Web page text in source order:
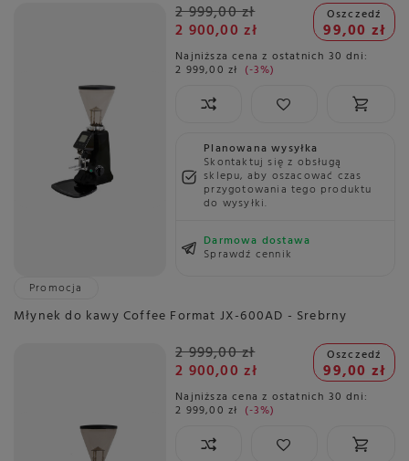
2 999,00 zł
2 900,00 zł
Oszczedź
99,00 zł
Najniższa cena z ostatnich 30 dni:
2 999,00 zł -3%
Planowana wysyłka
Skontaktuj się z obsługą
sklepu, aby oszacować czas
przygotowania tego produktu
do wysyłki.
Darmowa dostawa
Sprawdź cennik
Promocja
Młynek do kawy Coffee Format JX-600AD - Srebrny
2 999,00 zł
2 900,00 zł
Oszczedź
99,00 zł
Najniższa cena z ostatnich 30 dni:
2 999,00 zł -3%